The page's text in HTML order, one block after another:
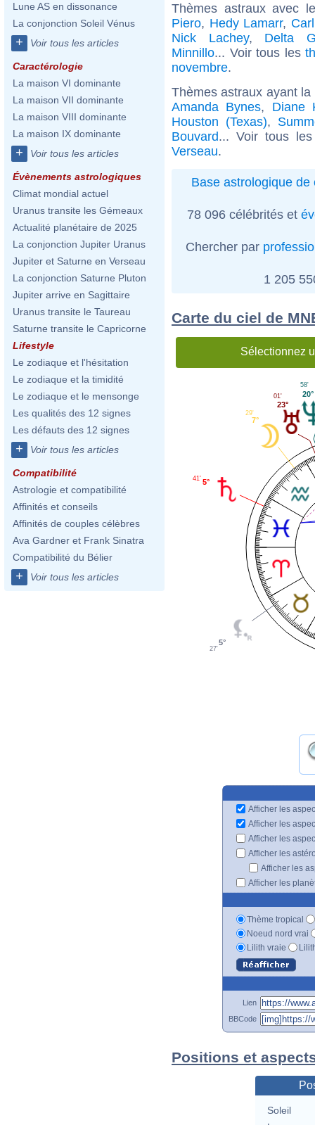
Lune AS en dissonance
La conjonction Soleil Vénus
+ Voir tous les articles
Caractérologie
La maison VI dominante
La maison VII dominante
La maison VIII dominante
La maison IX dominante
+ Voir tous les articles
Évènements astrologiques
Climat mondial actuel
Uranus transite les Gémeaux
Actualité planétaire de 2025
La conjonction Jupiter Uranus
Jupiter et Saturne en Verseau
La conjonction Saturne Pluton
Jupiter arrive en Sagittaire
Uranus transite le Taureau
Saturne transite le Capricorne
Lifestyle
Le zodiaque et l'hésitation
Le zodiaque et la timidité
Le zodiaque et le mensonge
Les qualités des 12 signes
Les défauts des 12 signes
+ Voir tous les articles
Compatibilité
Astrologie et compatibilité
Affinités et conseils
Affinités de couples célèbres
Ava Gardner et Frank Sinatra
Compatibilité du Bélier
+ Voir tous les articles
Thèmes astraux avec
Piero, Hedy Lamarr,
Nick Lachey, Delta
Minnillo... Voir tous les
novembre.
Thèmes astraux ayant
Amanda Bynes, Diane
Houston (Texas),
Bouvard... Voir tous
Verseau.
Base astrologique de
78 096 célébrités et
Chercher par
1 205
Carte du ciel de
Sélectionnez
20°
58'
23°
01'
7°
29'
5°
41'
5°
27'
Afficher les
Afficher les
Afficher les
Afficher les
Afficher les
Afficher les
Thème tropical
Noeud nord vrai
Lilith vraie
Lien
BBCode
Positions et
Soleil